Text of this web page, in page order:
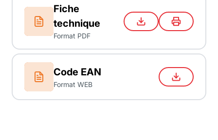
Fiche
technique
Format PDF
Code EAN
Format WEB